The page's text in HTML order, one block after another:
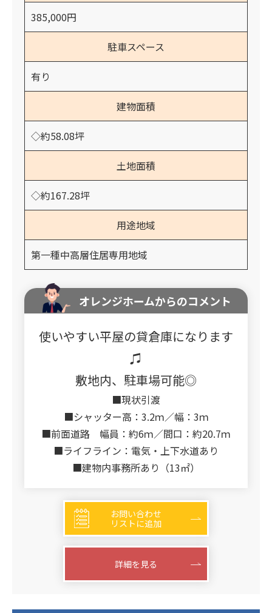
385,000円
駐車スペース
有り
建物面積
◇約58.08坪
土地面積
◇約167.28坪
用途地域
第一種中高層住居専用地域
オレンジホームからのコメント
使いやすい平屋の貸倉庫になります
♫
敷地内、駐車場可能◎
■現状引渡
■シャッター高：3.2ｍ／幅：3ｍ
■前面道路 幅員：約6ｍ／間口：約20.7ｍ
■ライフライン：電気・上下水道あり
■建物内事務所あり（13㎡）
お問い合わせ
リストに追加
詳細を見る